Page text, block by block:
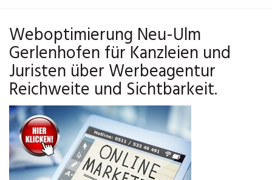
Weboptimierung Neu-Ulm
Gerlenhofen für Kanzleien und
Juristen über Werbeagentur
Reichweite und Sichtbarkeit.